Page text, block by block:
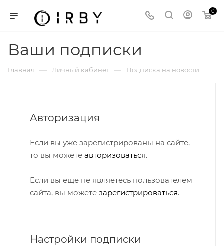
0
Ваши подписки
Главная — Личный кабинет — Подписка на новости
Авторизация
Если вы уже зарегистрированы на сайте,
то вы можете авторизоваться.
Если вы еще не являетесь пользователем
сайта, вы можете зарегистрироваться.
Настройки подписки